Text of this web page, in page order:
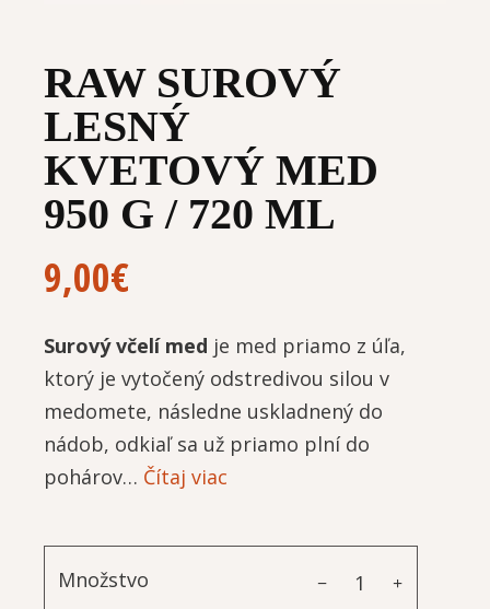
RAW SUROVÝ
LESNÝ
KVETOVÝ MED
950 G / 720 ML
9,00€
Surový včelí med je med priamo z úľa,
ktorý je vytočený odstredivou silou v
medomete, následne uskladnený do
nádob, odkiaľ sa už priamo plní do
pohárov… Čítaj viac
Množstvo